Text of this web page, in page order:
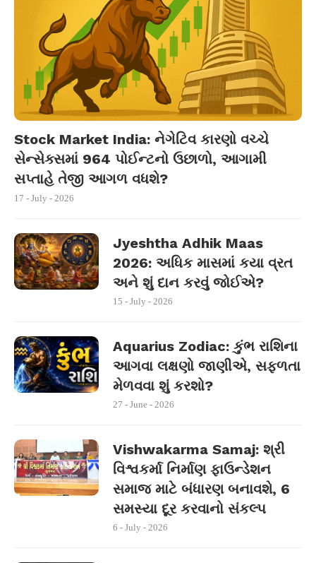
Stock Market India: નેગેટિવ કારણો વચ્ચે
સેન્સેક્સમાં 964 પોઈન્ટનો ઉછાળો, આગામી
સપ્તાહે તેજી આગળ વધશે?
17 - July - 2026
Jyeshtha Adhik Maas
2026: અધિક માસમાં કયા વ્રત
અને શું દાન કરવું જોઈએ?
15 - July - 2026
Aquarius Zodiac: કુંભ રાશિના
આગવા લક્ષણો જાણીએ, સફળતા
મેળવવા શું કરશો?
27 - June - 2026
Vishwakarma Samaj: શ્રી
વિશ્વકર્મા નિર્માણ ફાઉન્ડેશન
સમાજ માટે બંધારણ બનાવશે, 6
સમસ્યા દૂર કરવાનો સંકલ્પ
6 - July - 2026